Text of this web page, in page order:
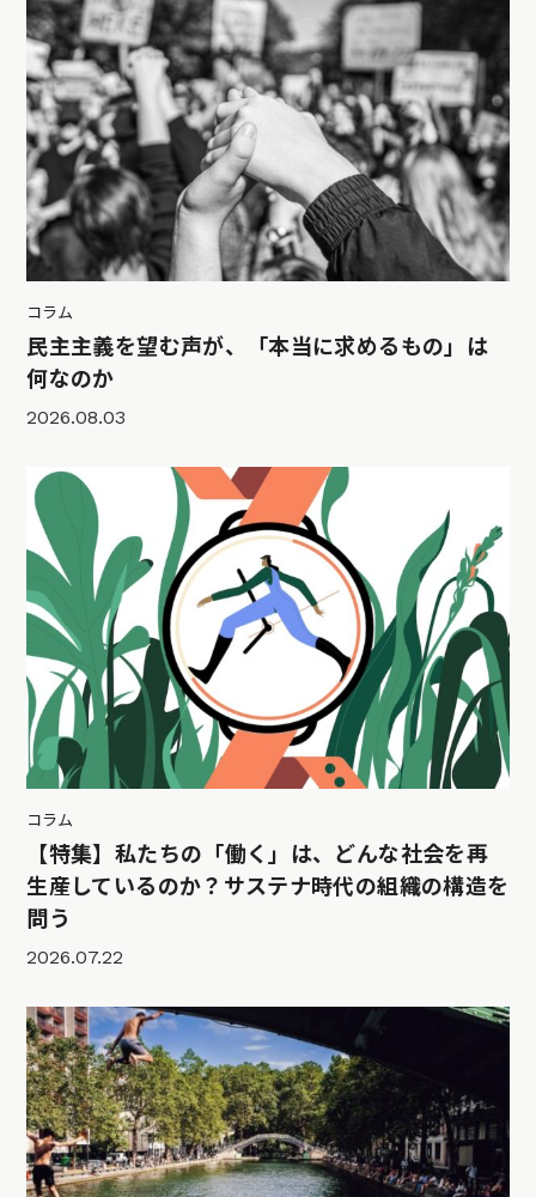
コラム
民主主義を望む声が、「本当に求めるもの」は
何なのか
2026.08.03
コラム
【特集】私たちの「働く」は、どんな社会を再
生産しているのか？サステナ時代の組織の構造を
問う
2026.07.22